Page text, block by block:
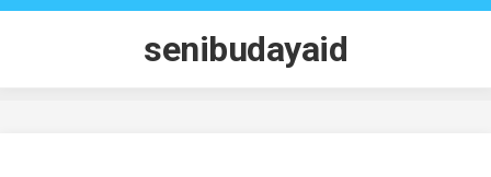
Skip
senibudayaid